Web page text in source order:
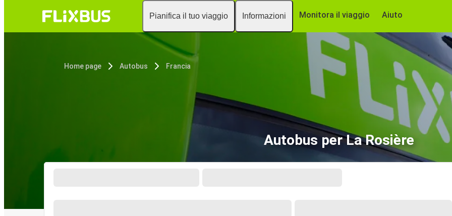
Pianifica il tuo viaggio Informazioni Monitora il viaggio Aiuto
Home page Autobus Francia
Autobus per La Rosière